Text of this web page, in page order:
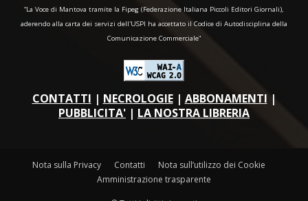
“La Voce di Mantova tramite la Fipeg (Federazione Italiana Piccoli Editori Giornali),
aderendo alla carta dei servizi dell'USPI ha accettato il Codice di Autodisciplina della
Comunicazione Commerciale"
CONTATTI | NECROLOGIE| ABBONAMENTI |
PUBBLICITA' | LA NOSTRA LIBRERIA
Nota sulla Privacy Contatti
Nota sull’utilizzo dei Cookie
Amministrazione trasparente